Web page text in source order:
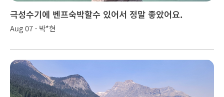
극성수기에 벤프숙박할수 있어서 정말 좋았어요.
Aug 07 · 박*현